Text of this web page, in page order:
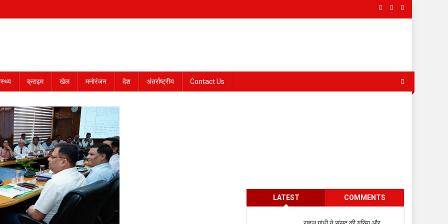
क्राइम खेल मनोरंजन देश अंतर्राष्ट्रीय Contact Us
LATEST COMMENTS